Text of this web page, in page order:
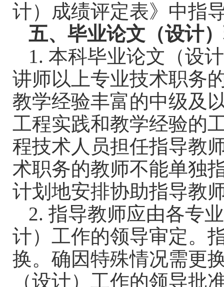
计）成绩评定表》中指
五、毕业论文（设计
1.本科毕业论文（设
讲师以上专业技术职务
教学经验丰富的中级及
工程实践和教学经验的
程技术人员担任指导教
术职务的教师不能单独
计划地安排协助指导教
2.指导教师应由各专
计）工作的领导审定。
换。确因特殊情况需更
（设计）工作的领导批